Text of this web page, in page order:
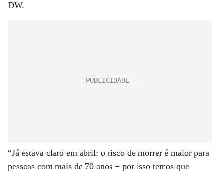
DW.
“Já estava claro em abril: o risco de morrer é maior para
pessoas com mais de 70 anos − por isso temos que